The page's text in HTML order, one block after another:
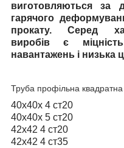
виготовляються за
гарячого
прокату. Серед
виробів є
навантажень і низька
Труба профільна
40x40x 4 ст20
40x40x 5 ст20
42х42 4 ст20
42х42 4 ст35